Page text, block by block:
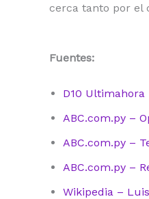
cerca tanto por el
Fuentes:
D10 Ultimahora
ABC.com.py –
ABC.com.py –
ABC.com.py –
Wikipedia –